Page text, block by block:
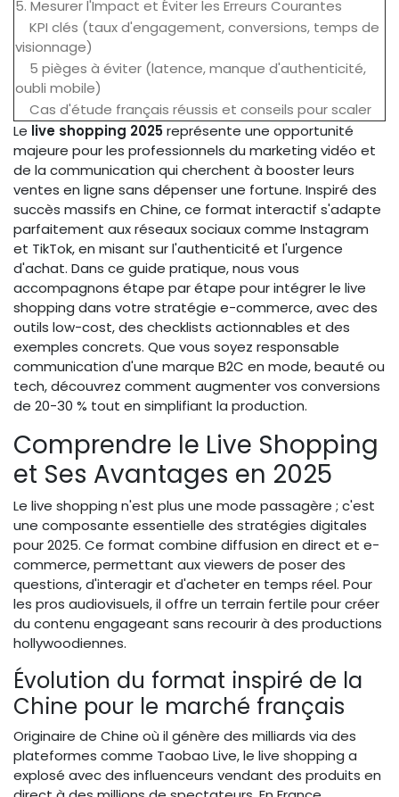
5. Mesurer l'Impact et Éviter les Erreurs Courantes
KPI clés (taux d'engagement, conversions, temps de
visionnage)
5 pièges à éviter (latence, manque d'authenticité,
oubli mobile)
Cas d'étude français réussis et conseils pour scaler
Le live shopping 2025représente une opportunité
majeure pour les professionnels du marketing vidéo et
de la communication qui cherchent à booster leurs
ventes en ligne sans dépenser une fortune. Inspiré des
succès massifs en Chine, ce format interactif s'adapte
parfaitement aux réseaux sociaux comme Instagram
et TikTok, en misant sur l'authenticité et l'urgence
d'achat. Dans ce guide pratique, nous vous
accompagnons étape par étape pour intégrer le live
shopping dans votre stratégie e-commerce, avec des
outils low-cost, des checklists actionnables et des
exemples concrets. Que vous soyez responsable
communication d'une marque B2C en mode, beauté ou
tech, découvrez comment augmenter vos conversions
de 20-30 % tout en simplifiant la production.
Comprendre le Live Shopping
et Ses Avantages en 2025
Le live shopping n'est plus une mode passagère ; c'est
une composante essentielle des stratégies digitales
pour 2025. Ce format combine diffusion en direct et e-
commerce, permettant aux viewers de poser des
questions, d'interagir et d'acheter en temps réel. Pour
les pros audiovisuels, il offre un terrain fertile pour créer
du contenu engageant sans recourir à des productions
hollywoodiennes.
Évolution du format inspiré de la
Chine pour le marché français
Originaire de Chine où il génère des milliards via des
plateformes comme Taobao Live, le live shopping a
explosé avec des influenceurs vendant des produits en